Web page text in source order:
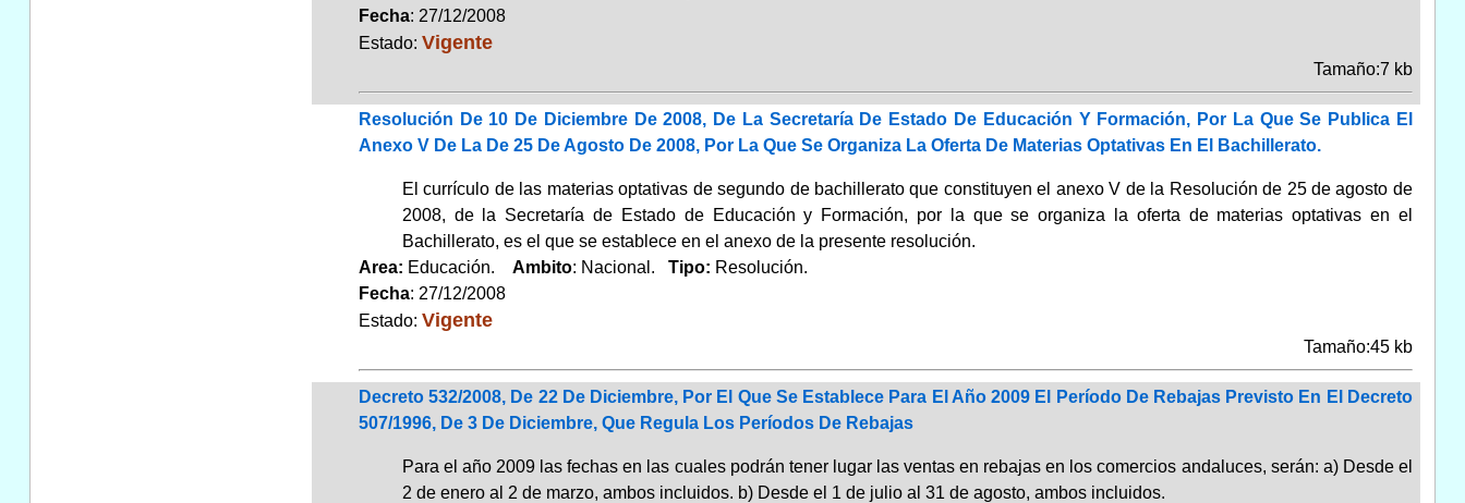
Fecha: 27/12/2008
Estado: Vigente
Tamaño:7 kb
Resolución De 10 De Diciembre De 2008, De La Secretaría De Estado De Educación Y Formación, Por La Que Se Publica El
Anexo V De La De 25 De Agosto De 2008, Por La Que Se Organiza La Oferta De Materias Optativas En El Bachillerato.
El currículo de las materias optativas de segundo de bachillerato que constituyen el anexo V de la Resolución de 25 de agosto de
2008, de la Secretaría de Estado de Educación y Formación, por la que se organiza la oferta de materias optativas en el
Bachillerato, es el que se establece en el anexo de la presente resolución.
Area: Educación. Ambito: Nacional. Tipo: Resolución.
Fecha: 27/12/2008
Estado: Vigente
Tamaño:45 kb
Decreto 532/2008, De 22 De Diciembre, Por El Que Se Establece Para El Año 2009 El Período De Rebajas Previsto En El Decreto
507/1996, De 3 De Diciembre, Que Regula Los Períodos De Rebajas
Para el año 2009 las fechas en las cuales podrán tener lugar las ventas en rebajas en los comercios andaluces, serán: a) Desde el
2 de enero al 2 de marzo, ambos incluidos. b) Desde el 1 de julio al 31 de agosto, ambos incluidos.